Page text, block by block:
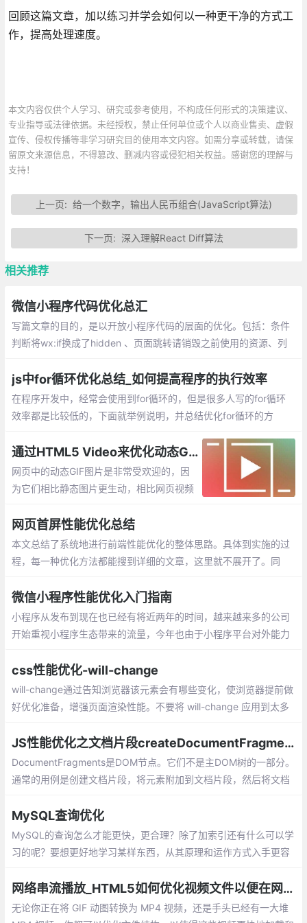
回顾这篇文章，加以练习并学会如何以一种更干净的方式工
作，提高处理速度。
本文内容仅供个人学习、研究或参考使用，不构成任何形式的决策建议、
专业指导或法律依据。未经授权，禁止任何单位或个人以商业售卖、虚假
宣传、侵权传播等非学习研究目的使用本文内容。如需分享或转载，请保
留原文来源信息，不得篡改、删减内容或侵犯相关权益。感谢您的理解与
支持！
上一页:给一个数字，输出人民币组合(JavaScript算法)
下一页:深入理解React Diff算法
相关推荐
微信小程序代码优化总汇
写篇文章的目的，是以开放小程序代码的层面的优化。包括：条件
判断将wx:if换成了hidden 、页面跳转请销毁之前使用的资源、列
put，应预留出键盘收起的时间
js中for循环优化总结_如何提高程序的执行效率
在程序开发中，经常会使用到for循环的，但
是很多人写的for循环效率都是比较低的，下
来提高我们程序的执行效率。
通过HTML5 Video来优化动态GIF
网页中的动态GIF图片是非常受欢迎的，因
为它们相比静态图片更生动，相比网页视频
积，就导致网页加载速度变慢，内存使用增
加
网页首屏性能优化总结
本文总结了系统地进行前端性能优化的整体思路。具体到实施的过
程，每一种优化方法都能搜到详细的文章，这里就不展开了。同
验。符合预期。
微信小程序性能优化入门指南
小程序从发布到现在也已经有将近两年的时间，越来越来多的公司
开始重视小程序生态带来的流量，今年也由于小程序平台对外能力
也自主的投入到小程序的开发当中
css性能优化-will-change
will-change通过告知浏览器该元素会有哪些变化，使浏览器提前做
好优化准备，增强页面渲染性能。不要将 will-change 应用到太多
JS性能优化之文档片段createDocumentFragment
DocumentFragments是DOM节点。它们不是主DOM树的一部分。
通常的用例是创建文档片段，将元素附加到文档片段，然后将文档
代替。因为文档片段存在于内存中，并不在DOM树中
MySQL查询优化
MySQL的查询怎么才能更快，更合理？除了加索引还有什么可以学
习的呢？要想更好地学习某样东西，从其原理和运作方式入手更容
网络串流播放_HTML5如何优化视频文件以便在网络上更快地串流播放
无论你正在将 GIF 动图转换为 MP4 视频，还是手头已经有一大堆